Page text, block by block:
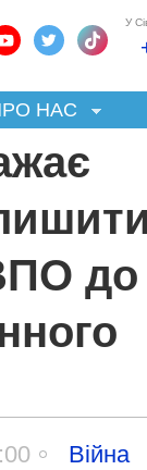
У
НАС
до
Війна